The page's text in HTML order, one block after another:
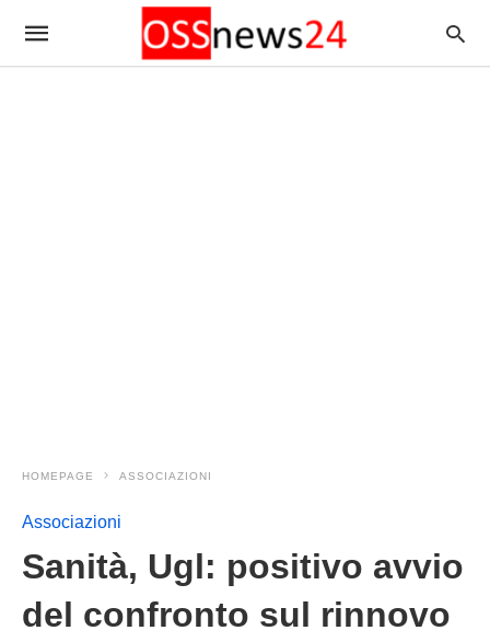
HOMEPAGE ASSOCIAZIONI
Associazioni
Sanità, Ugl: positivo avvio
del confronto sul rinnovo